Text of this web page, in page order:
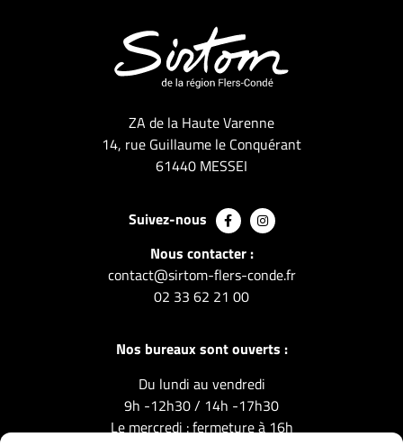
ZA de la Haute Varenne
14, rue Guillaume le Conquérant
61440 MESSEI
Suivez-nous
Nous contacter :
contact@sirtom-flers-conde.fr
02 33 62 21 00
Nos bureaux sont ouverts :
Du lundi au vendredi
9h -12h30 / 14h -17h30
Le mercredi : fermeture à 16h